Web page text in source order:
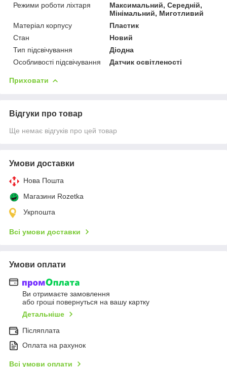
Режими роботи ліхтаря
Максимальний, Середній,
Мінімальний, Миготливий
Матеріал корпусу
Пластик
Стан
Новий
Тип підсвічування
Діодна
Особливості підсвічування
Датчик освітленості
Приховати
Відгуки про товар
Ще немає відгуків про цей товар
Умови доставки
Нова Пошта
Магазини Rozetka
Укрпошта
Всі умови доставки
Умови оплати
Ви отримаєте замовлення
або гроші повернуться на вашу картку
Детальніше
Післяплата
Оплата на рахунок
Всі умови оплати